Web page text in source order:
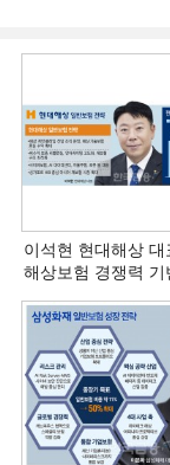
이석현 현대해상 대
해상보험 경쟁력 기
(3)]